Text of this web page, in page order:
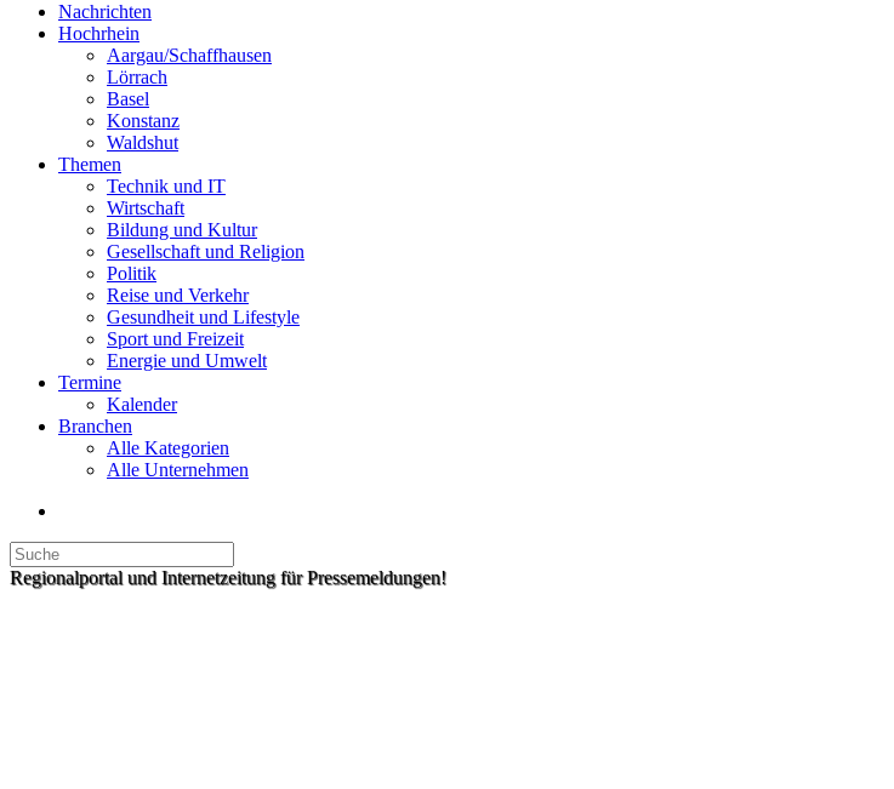
Nachrichten
Hochrhein
Aargau/Schaffhausen
Lörrach
Basel
Konstanz
Waldshut
Themen
Technik und IT
Wirtschaft
Bildung und Kultur
Gesellschaft und Religion
Politik
Reise und Verkehr
Gesundheit und Lifestyle
Sport und Freizeit
Energie und Umwelt
Termine
Kalender
Branchen
Alle Kategorien
Alle Unternehmen
Regionalportal und Internetzeitung für Pressemeldungen!